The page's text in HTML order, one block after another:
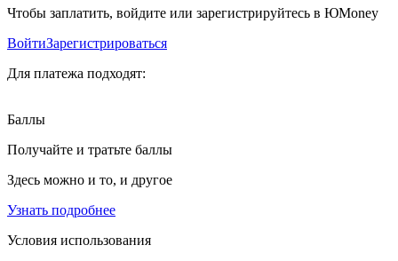
Чтобы заплатить, войдите или зарегистрируйтесь в ЮMoney
ВойтиЗарегистрироваться
Для платежа подходят:
Баллы
Получайте и тратьте баллы
Здесь можно и то, и другое
Узнать подробнее
Условия использования